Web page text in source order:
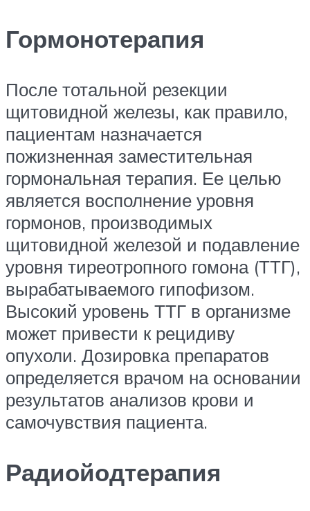
Гормонотерапия
После тотальной резекции
щитовидной железы, как правило,
пациентам назначается
пожизненная заместительная
гормональная терапия. Ее целью
является восполнение уровня
гормонов, производимых
щитовидной железой и подавление
уровня тиреотропного гомона (ТТГ),
вырабатываемого гипофизом.
Высокий уровень ТТГ в организме
может привести к рецидиву
опухоли. Дозировка препаратов
определяется врачом на основании
результатов анализов крови и
самочувствия пациента.
Радиойодтерапия